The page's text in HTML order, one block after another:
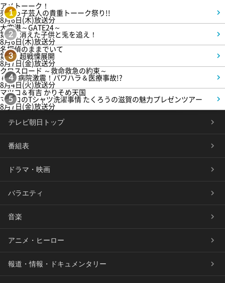
1
アメトーーク！
売れっ子芸人の貴重トーーク祭り!!
8月6日(木)放送分
2
大空港～GATE24～
第3話 消えた子供と兎を追え！
8月6日(木)放送分
3
名探偵のままでいて
第4話 超戦慄展開
8月7日(金)放送分
4
クロスロード ～救命救急の約束～
＃5 病院激震！パワハラ＆医療事故!?
8月4日(火)放送分
5
マツコ＆有吉 かりそめ天国
マツコのTシャツ洗濯事情 たくろうの滋賀の魅力プレゼンツアー
8月7日(金)放送分
テレビ朝日トップ
番組表
ドラマ・映画
バラエティ
音楽
アニメ・ヒーロー
報道・情報・ドキュメンタリー